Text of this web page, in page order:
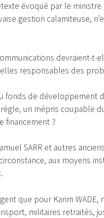
évoqué par le
gestion calamiteuse,
devraient-t-
responsables des
fonds de développement
un mépris coupable
financement ?
SARR et autres
aux moyens
que pour Karim
militaires retraités,